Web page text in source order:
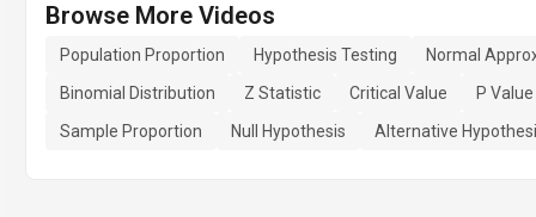
Browse More Videos
Population Proportion Hypothesis Testing
Normal
Binomial Distribution
Z Statistic Critical Value
P Value
Sample Proportion
Null Hypothesis Alternative